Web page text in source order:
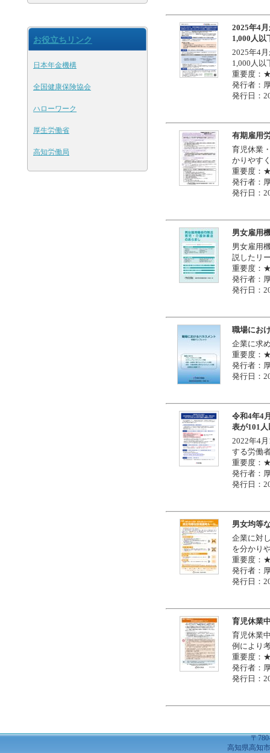
2025年4
1,000人以
2025年4
1,000人以
重要度
発行者：
発行日：
有期雇用
育児休業
かりやす
重要度
発行者：
発行日：
男女雇用
男女雇用
説したリ
重要度
発行者：
発行日：
職場にお
企業に求
重要度
発行者：
発行日：
令和4年4
表が101
2022年4
する労働
重要度
発行者：
発行日：
男女均等
企業に対
を分かり
重要度
発行者：
発行日：
育児休業
育児休業
例により
重要度
発行者：
発行日：
お役立ちリンク
日本年金機構
全国健康保険協会
ハローワーク
厚生労働省
高知労働局
〒
高知県高知